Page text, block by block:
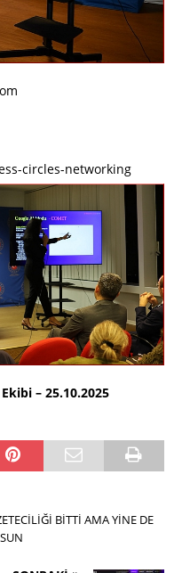
circles-networking
– 25.10.2025
BİTTİ AMA YİNE DE